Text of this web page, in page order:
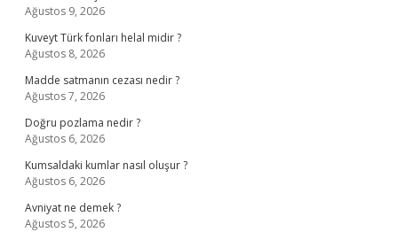
Ağustos 9, 2026
Kuveyt Türk fonları helal midir ?
Ağustos 8, 2026
Madde satmanın cezası nedir ?
Ağustos 7, 2026
Doğru pozlama nedir ?
Ağustos 6, 2026
Kumsaldaki kumlar nasıl oluşur ?
Ağustos 6, 2026
Avniyat ne demek ?
Ağustos 5, 2026